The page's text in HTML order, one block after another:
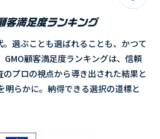
選ぶことも選ばれることも、かつて
GMO顧客満足度ランキングは、信頼
プロの視点から導き出された結果と
明らかに。納得できる選択の道標と